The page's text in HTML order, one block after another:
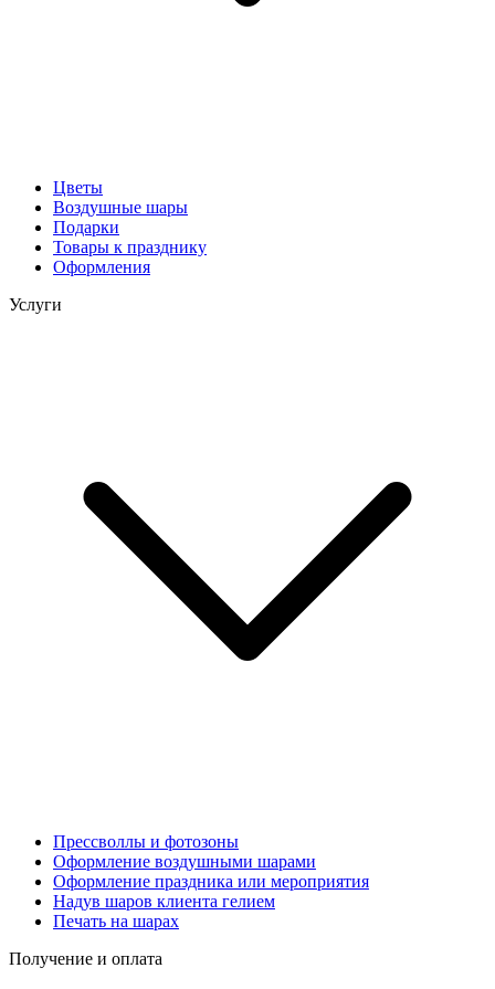
Цветы
Воздушные шары
Подарки
Товары к празднику
Оформления
Услуги
Прессволлы и фотозоны
Оформление воздушными шарами
Оформление праздника или мероприятия
Надув шаров клиента гелием
Печать на шарах
Получение и оплата